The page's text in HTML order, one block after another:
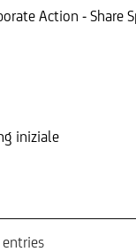
Action - Share
iniziale